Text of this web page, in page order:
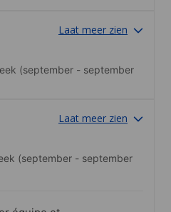
Laat meer zien
(september - september
Laat meer zien
(september - september